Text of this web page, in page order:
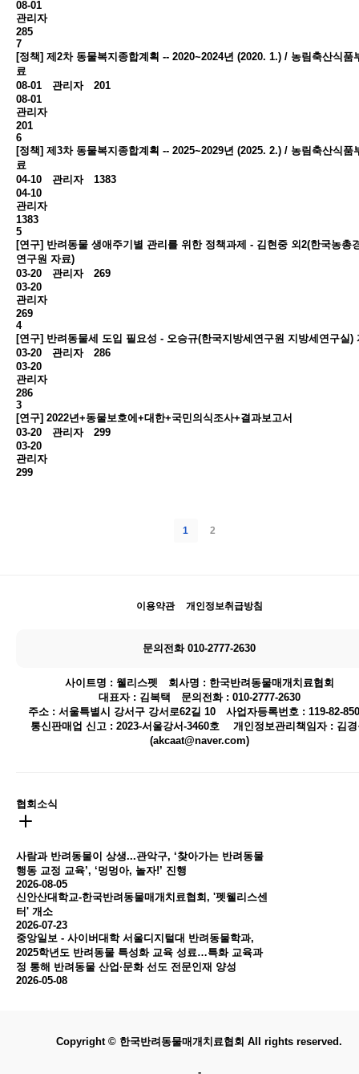
08-01
관리자
285
7
[정책] 제2차 동물복지종합계획 -- 2020~2024년 (2020. 1.) / 농림축산식품
료
08-01 관리자201
08-01
관리자
201
6
[정책] 제3차 동물복지종합계획 -- 2025~2029년 (2025. 2.) / 농림축산식품
료
04-10 관리자1383
04-10
관리자
1383
5
[연구] 반려동물 생애주기별 관리를 위한 정책과제 - 김현중 외2(한국농총
연구원 자료)
03-20 관리자269
03-20
관리자
269
4
[연구] 반려동물세 도입 필요성 - 오승규(한국지방세연구원 지방세연구실)
03-20 관리자286
03-20
관리자
286
3
[연구] 2022년+동물보호에+대한+국민의식조사+결과보고서
03-20 관리자299
03-20
관리자
299
1 2
이용약관 개인정보취급방침
문의전화 010-2777-2630
사이트명 : 웰리스펫 회사명 : 한국반려동물매개치료협회
대표자 : 김복택 문의전화 : 010-2777-2630
주소 : 서울특별시 강서구 강서로62길 10 사업자등록번호 : 119-82-
통신판매업 신고 : 2023-서울강서-3460호 개인정보관리책임자 : 김
(akcaat@naver.com)
협회소식
사람과 반려동물이 상생...관악구, ‘찾아가는 반려동물
행동 교정 교육’, ‘멍멍아, 놀자!’ 진행
2026-08-05
신안산대학교-한국반려동물매개치료협회, '펫웰리스센
터' 개소
2026-07-23
중앙일보 - 사이버대학 서울디지털대 반려동물학과,
2025학년도 반려동물 특성화 교육 성료…특화 교육과
정 통해 반려동물 산업·문화 선도 전문인재 양성
2026-05-08
Copyright © 한국반려동물매개치료협회 All rights reserved.